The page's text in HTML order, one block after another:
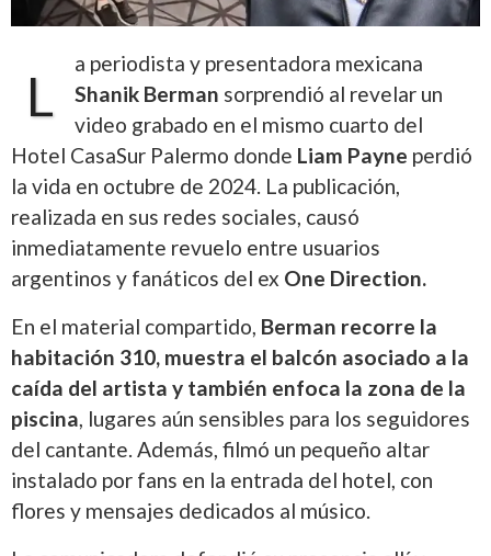
L
a periodista y presentadora mexicana
Shanik Berman sorprendió al revelar un
video grabado en el mismo cuarto del
Hotel CasaSur Palermo donde Liam Payne perdió
la vida en octubre de 2024. La publicación,
realizada en sus redes sociales, causó
inmediatamente revuelo entre usuarios
argentinos y fanáticos del ex One Direction.
En el material compartido, Berman recorre la
habitación 310, muestra el balcón asociado a la
caída del artista y también enfoca la zona de la
piscina, lugares aún sensibles para los seguidores
del cantante. Además, filmó un pequeño altar
instalado por fans en la entrada del hotel, con
flores y mensajes dedicados al músico.